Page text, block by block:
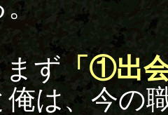
ず「①出
俺は、今の